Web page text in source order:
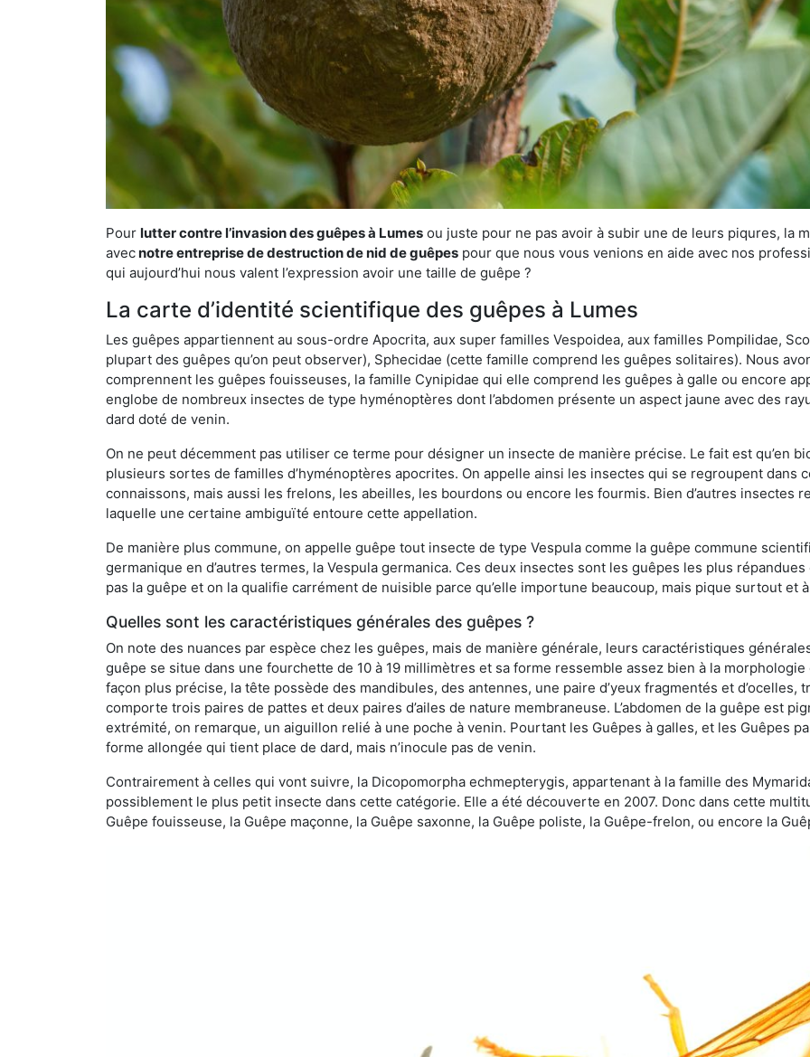
Pour lutter contre l’invasion des guêpes à Lumes ou juste pour ne pas avoir à subir une de leurs piqures, la
avecnotre entreprise de destruction de nid de guêpes pour que nous vous venions en aide avec nos
qui aujourd’hui nous valent l’expression avoir une taille de guêpe ?
La carte d’identité scientifique des guêpes à Lumes
Les guêpes appartiennent au sous-ordre Apocrita, aux super familles Vespoidea, aux familles Pompilidae,
plupart des guêpes qu’on peut observer), Sphecidae (cette famille comprend les guêpes solitaires). Nous
comprennent les guêpes fouisseuses, la famille Cynipidae qui elle comprend les guêpes à galle ou encore
englobe de nombreux insectes de type hyménoptères dont l’abdomen présente un aspect jaune avec des
dard doté de venin.
On ne peut décemment pas utiliser ce terme pour désigner un insecte de manière précise. Le fait est qu’en
plusieurs sortes de familles d’hyménoptères apocrites. On appelle ainsi les insectes qui se regroupent dans
connaissons, mais aussi les frelons, les abeilles, les bourdons ou encore les fourmis. Bien d’autres insectes
laquelle une certaine ambiguïté entoure cette appellation.
De manière plus commune, on appelle guêpe tout insecte de type Vespula comme la guêpe commune
germanique en d’autres termes, la Vespula germanica. Ces deux insectes sont les guêpes les plus
pas la guêpe et on la qualifie carrément de nuisible parce qu’elle importune beaucoup, mais pique surtout et
Quelles sont les caractéristiques générales des guêpes ?
On note des nuances par espèce chez les guêpes, mais de manière générale, leurs caractéristiques
guêpe se situe dans une fourchette de 10 à 19 millimètres et sa forme ressemble assez bien à la
façon plus précise, la tête possède des mandibules, des antennes, une paire d’yeux fragmentés et
comporte trois paires de pattes et deux paires d’ailes de nature membraneuse. L’abdomen de la guêpe est
extrémité, on remarque, un aiguillon relié à une poche à venin. Pourtant les Guêpes à galles, et les Guêpes
forme allongée qui tient place de dard, mais n’inocule pas de venin.
Contrairement à celles qui vont suivre, la Dicopomorpha echmepterygis, appartenant à la famille des
possiblement le plus petit insecte dans cette catégorie. Elle a été découverte en 2007. Donc dans cette
Guêpe fouisseuse, la Guêpe maçonne, la Guêpe saxonne, la Guêpe poliste, la Guêpe-frelon, ou encore la